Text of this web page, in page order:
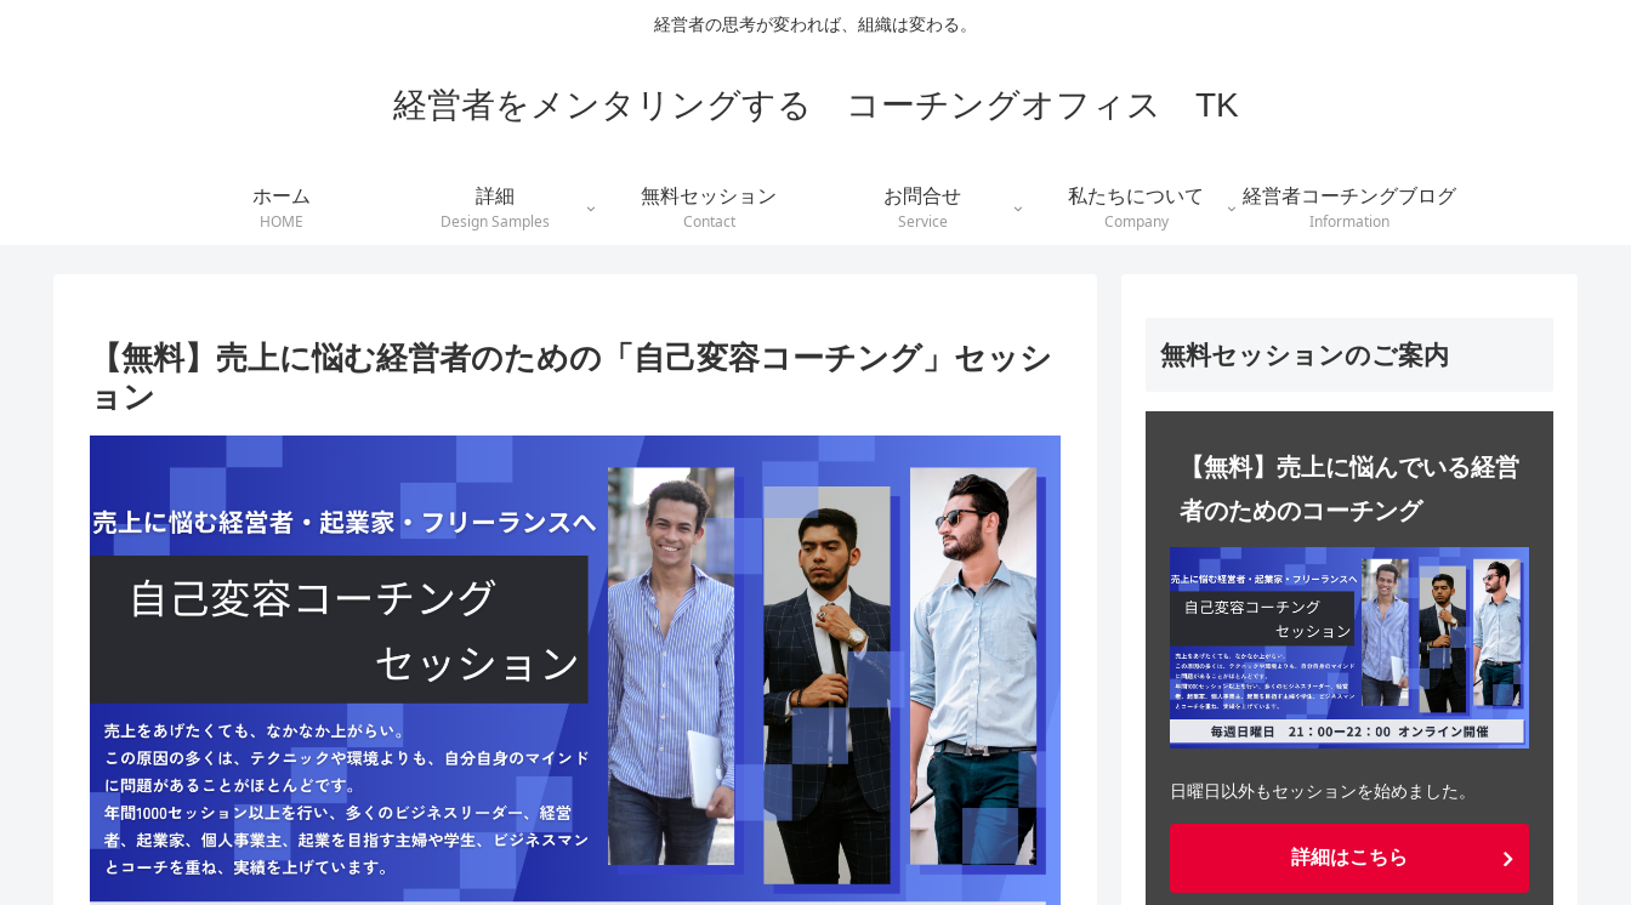
経営者の思考が変われば、組織は変わる。
経営者をメンタリングする コーチングオフィス TK
ホーム
HOME
詳細
Design Samples
無料セッション
Contact
お問合せ
Service
私たちについて
Company
経営者コーチングブログ
Information
【無料】売上に悩む経営者のための「自己変容コーチング」セッシ
ョン
無料セッションのご案内
【無料】売上に悩んでいる経営
者のためのコーチング
日曜日以外もセッションを始めました。
詳細はこちら